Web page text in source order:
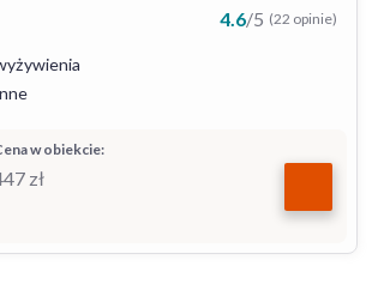
4.6/5 (22 opinie)
w obiekcie:
zł